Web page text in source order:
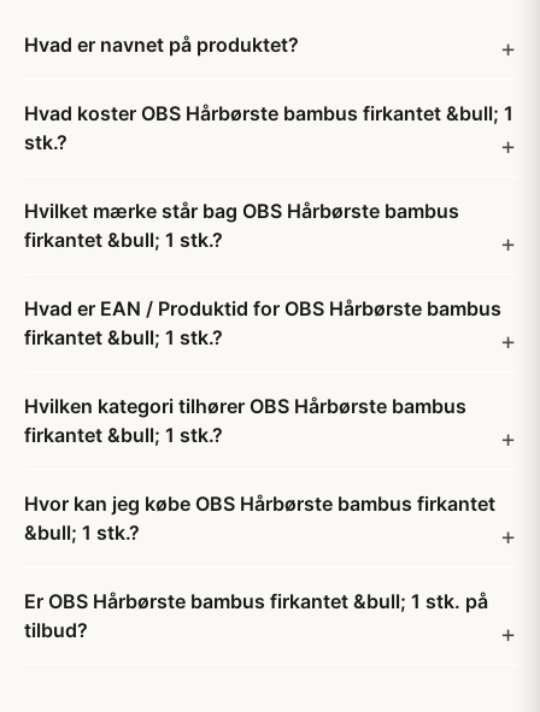
Hvad er navnet på produktet?
Hvad koster OBS Hårbørste bambus firkantet &bull; 1
stk.?
Hvilket mærke står bag OBS Hårbørste bambus
firkantet &bull; 1 stk.?
Hvad er EAN / Produktid for OBS Hårbørste bambus
firkantet &bull; 1 stk.?
Hvilken kategori tilhører OBS Hårbørste bambus
firkantet &bull; 1 stk.?
Hvor kan jeg købe OBS Hårbørste bambus firkantet
&bull; 1 stk.?
Er OBS Hårbørste bambus firkantet &bull; 1 stk. på
tilbud?